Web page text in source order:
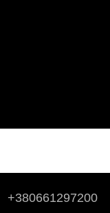
+380661297200